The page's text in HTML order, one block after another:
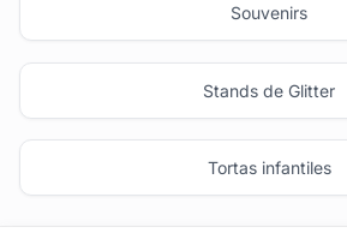
Souvenirs
Stands de Glitter
Tortas infantiles